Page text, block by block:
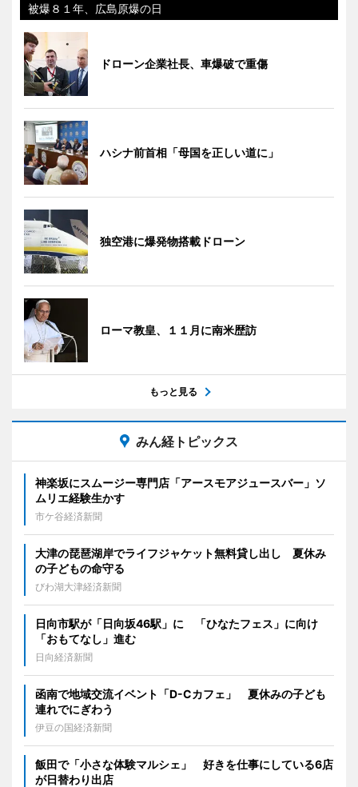
被爆８１年、広島原爆の日
ドローン企業社長、車爆破で重傷
ハシナ前首相「母国を正しい道に」
独空港に爆発物搭載ドローン
ローマ教皇、１１月に南米歴訪
もっと見る
みん経トピックス
神楽坂にスムージー専門店「アースモアジュースバー」ソ
ムリエ経験生かす
市ケ谷経済新聞
大津の琵琶湖岸でライフジャケット無料貸し出し 夏休み
の子どもの命守る
びわ湖大津経済新聞
日向市駅が「日向坂46駅」に 「ひなたフェス」に向け
「おもてなし」進む
日向経済新聞
函南で地域交流イベント「D-Cカフェ」 夏休みの子ども
連れでにぎわう
伊豆の国経済新聞
飯田で「小さな体験マルシェ」 好きを仕事にしている6店
が日替わり出店